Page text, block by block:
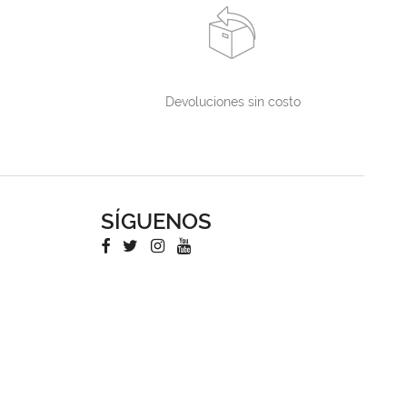
Devoluciones sin costo
SÍGUENOS